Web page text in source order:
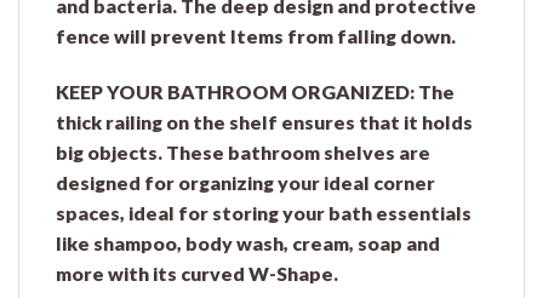
and bacteria. The deep design and protective
fence will prevent Items from falling down.
KEEP YOUR BATHROOM ORGANIZED: The
thick railing on the shelf ensures that it holds
big objects. These bathroom shelves are
designed for organizing your ideal corner
spaces, ideal for storing your bath essentials
like shampoo, body wash, cream, soap and
more with its curved W-Shape.